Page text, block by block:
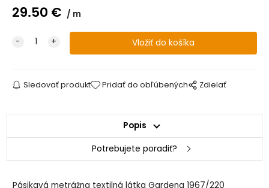
29.50 € m
Sledovať produkt Pridať do obľúbených Zdielať
Popis
Potrebujete poradiť?
Pásikavá metrážna textilná látka Gardena 1967/220